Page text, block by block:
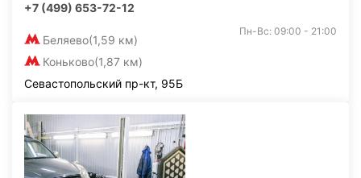
+7 (499) 653-72-12
Беляево(1,59 км)
Коньково(1,87 км)
Пн-Вс: 09:00 - 21:00
Севастопольский пр-кт, 95Б